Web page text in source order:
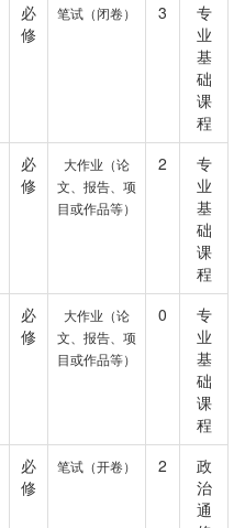
必
修
笔试（闭卷） 3
专
业
基
础
课
程
必
修
大作业（论
文、报告、项
目或作品等）
2
专
业
基
础
课
程
必
修
大作业（论
文、报告、项
目或作品等）
0
专
业
基
础
课
程
必
修
笔试（开卷） 2
政
治
通